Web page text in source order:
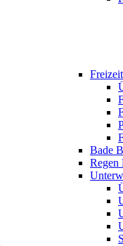
Bade
Regen